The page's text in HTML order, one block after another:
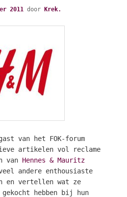
2011 doorKrek.
van het FOK-forum
artikelen vol reclame
van Hennes & Mauritz
andere enthousiaste
en vertellen wat ze
hebben bij hun